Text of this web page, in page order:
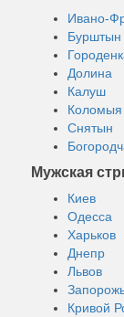
Ивано-
Бурштын
Долина
Калуш
Коломыя
Снятын
Мужская
Киев
Одесса
Харьков
Днепр
Львов
Кривой